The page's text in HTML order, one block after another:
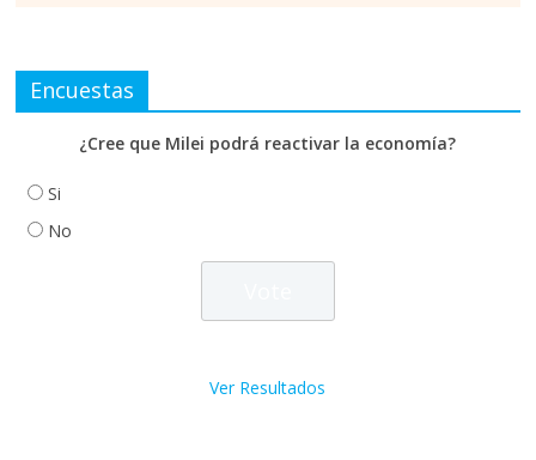
Encuestas
¿Cree que Milei podrá reactivar la economía?
Si
No
Ver Resultados